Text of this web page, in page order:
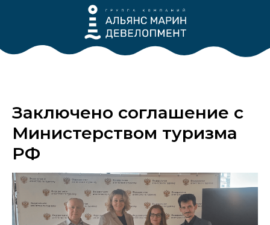
Заключено соглашение с
Министерством туризма
РФ